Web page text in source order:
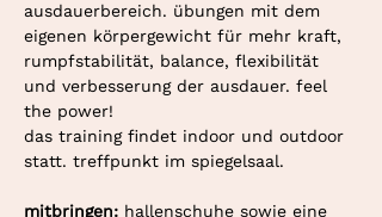
ausdauerbereich. übungen mit dem
eigenen körpergewicht für mehr kraft,
rumpfstabilität, balance, flexibilität
und verbesserung der ausdauer. feel
the power!
das training findet indoor und outdoor
statt. treffpunkt im spiegelsaal.
mitbringen: hallenschuhe sowie eine